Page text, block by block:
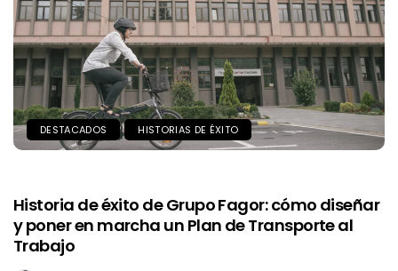
DESTACADOS HISTORIAS DE ÉXITO
Historia de éxito de Grupo Fagor: cómo diseñar
y poner en marcha un Plan de Transporte al
Trabajo